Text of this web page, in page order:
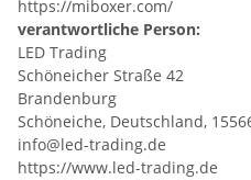
https://miboxer.com/
verantwortliche Person:
LED Trading
Schöneicher Straße 42
Brandenburg
Schöneiche, Deutschland,
info@led-trading.de
https://www.led-trading.de